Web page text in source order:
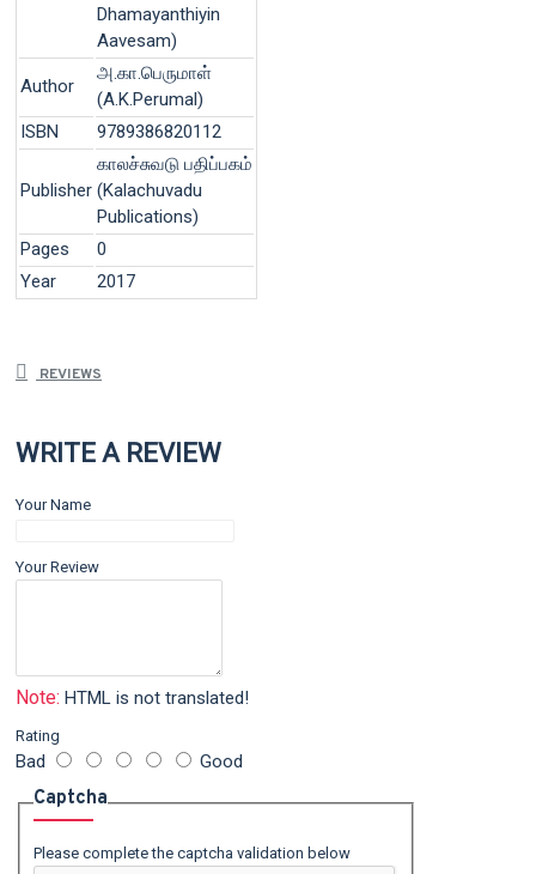
Dhamayanthiyin
Aavesam)
Author
அ.கா.பெருமாள்
(A.K.Perumal)
ISBN
9789386820112
Publisher
காலச்சுவடு பதிப்பகம்
(Kalachuvadu
Publications)
Pages
0
Year
2017
REVIEWS
WRITE A REVIEW
Your Name
Your Review
Note: HTML is not translated!
Rating
Bad Good
Captcha
Please complete the captcha validation below